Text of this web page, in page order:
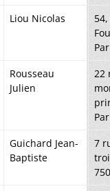
Liou Nicolas
Rousseau
Julien
22
Guichard Jean-
Baptiste
7